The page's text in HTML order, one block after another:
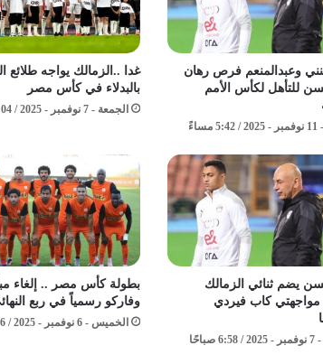
وعبدالمنعم فرص رهان
للتأهل لكأس الأمم
غدا ..الزمالك يواجه طلائع
بالبدلاء في كأس مصر
الجمعة - 7 نوفمبر - 2025 / 4:04 مساءً
يضم ثنائي الزمالك
كاب فيردي
بطولة كأس مصر .. إلغاء
وفاركو رسمياً في ربع
الخميس - 6 نوفمبر - 2025 / 10:36 صباحًا